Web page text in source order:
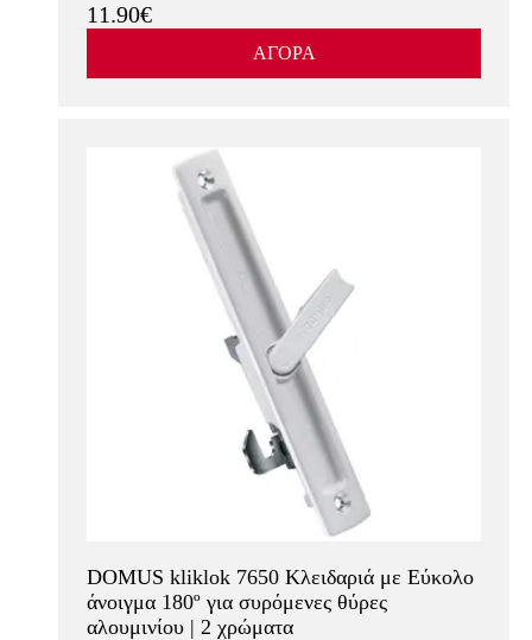
11.90€
ΑΓΟΡΑ
DOMUS kliklok 7650 Κλειδαριά με Εύκολο
άνοιγμα 180º για συρόμενες θύρες
αλουμινίου | 2 χρώματα